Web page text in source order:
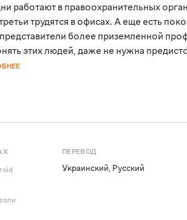
работают в правоохранительных
трудятся в офисах. А еще есть
более приземленной
этих людей, даже не нужна
ПЕРЕВОД
Украинский, Русский